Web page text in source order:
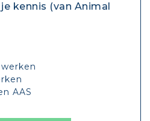
kennis (van Animal
AAS